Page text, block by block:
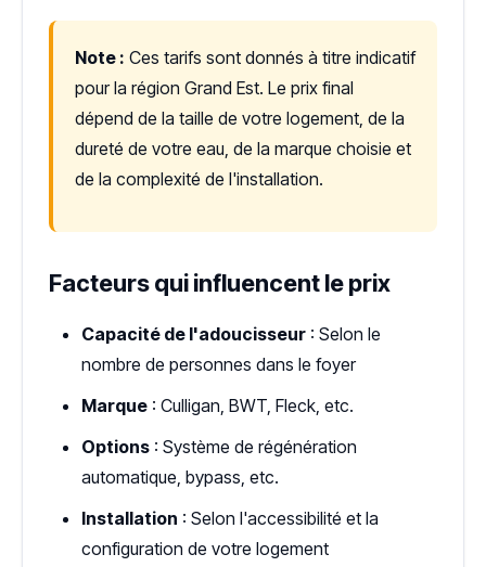
Note : Ces tarifs sont donnés à titre indicatif
pour la région Grand Est. Le prix final
dépend de la taille de votre logement, de la
dureté de votre eau, de la marque choisie et
de la complexité de l'installation.
Facteurs qui influencent le prix
Capacité de l'adoucisseur : Selon le
nombre de personnes dans le foyer
Marque : Culligan, BWT, Fleck, etc.
Options : Système de régénération
automatique, bypass, etc.
Installation : Selon l'accessibilité et la
configuration de votre logement